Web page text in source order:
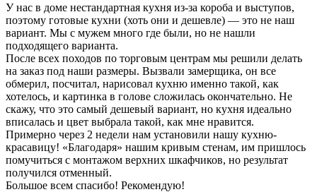
У нас в доме нестандартная кухня из-за короба и выступов,
поэтому готовые кухни (хоть они и дешевле) — это не наш
вариант. Мы с мужем много где были, но не нашли
подходящего варианта.
После всех походов по торговым центрам мы решили делать
на заказ под наши размеры. Вызвали замерщика, он все
обмерил, посчитал, нарисовал кухню именно такой, как
хотелось, и картинка в голове сложилась окончательно. Не
скажу, что это самый дешевый вариант, но кухня идеально
вписалась и цвет выбрала такой, как мне нравится.
Примерно через 2 недели нам установили нашу кухню-
красавицу! «Благодаря» нашим кривым стенам, им пришлось
помучиться с монтажом верхних шкафчиков, но результат
получился отменный.
Большое всем спасибо! Рекомендую!